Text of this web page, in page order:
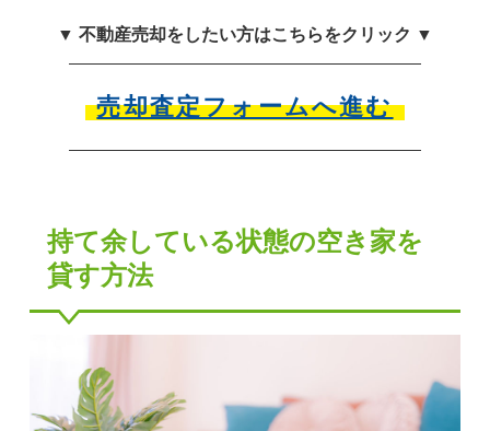
▼ 不動産売却をしたい方はこちらをクリック ▼
売却査定フォームへ進む
持て余している状態の空き家を
貸す方法